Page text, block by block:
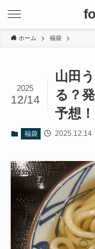
ホーム 福袋
山田
る？
予想！
2025
12/14
福袋 2025.12.14